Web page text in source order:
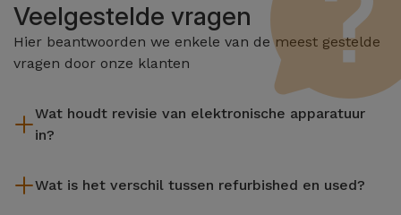
Veelgestelde vragen
Hier beantwoorden we enkele van de meest gestelde
vragen door onze klanten
Wat houdt revisie van elektronische apparatuur
in?
reiniging, en niet te vergeten het repareren van elk defect
Wat is het verschil tussen refurbished en used?